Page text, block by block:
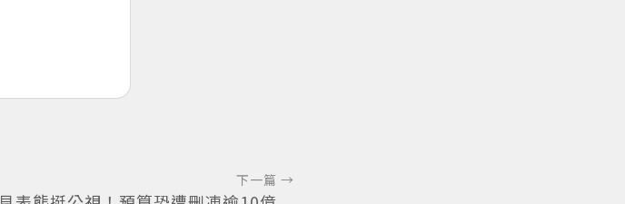
下一篇 →